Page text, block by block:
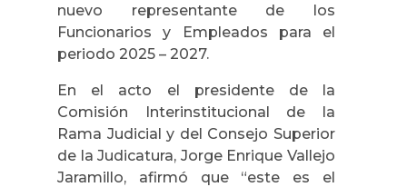
nuevo representante de los
Funcionarios y Empleados para el
periodo 2025 – 2027.
En el acto el presidente de la
Comisión Interinstitucional de la
Rama Judicial y del Consejo Superior
de la Judicatura, Jorge Enrique Vallejo
Jaramillo, afirmó que “este es el